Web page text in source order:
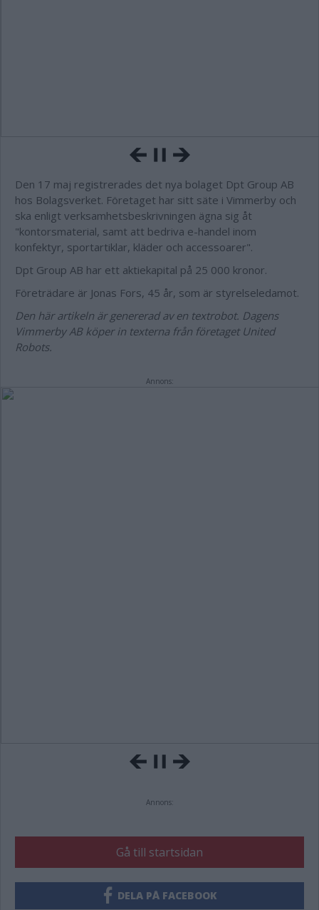
Den 17 maj registrerades det nya bolaget Dpt Group AB
hos Bolagsverket. Företaget har sitt säte i Vimmerby och
ska enligt verksamhetsbeskrivningen ägna sig åt
"kontorsmaterial, samt att bedriva e-handel inom
konfektyr, sportartiklar, kläder och accessoarer".
Dpt Group AB har ett aktiekapital på 25 000 kronor.
Företrädare är Jonas Fors, 45 år, som är styrelseledamot.
Den här artikeln är genererad av en textrobot. Dagens
Vimmerby AB köper in texterna från företaget United
Robots.
Annons:
Annons:
Gå till startsidan
DELA PÅ FACEBOOK